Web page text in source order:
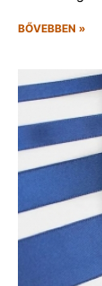
BŐVEBBEN »